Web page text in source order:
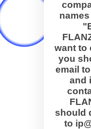
want to
you
email
and
should
to